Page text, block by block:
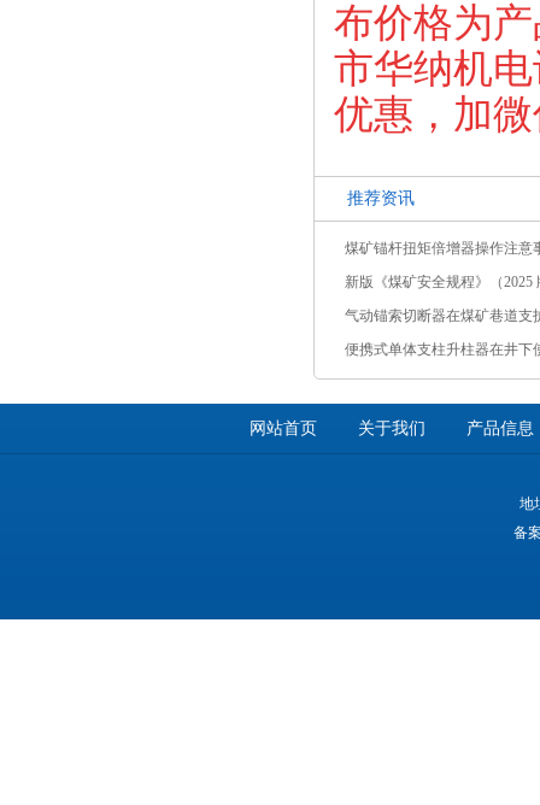
布价格为
市华纳机
优惠，加
推荐资讯
煤矿锚杆扭矩倍增器操作注意
新版《煤矿安全规程》（2025
气动锚索切断器在煤矿巷道支
便携式单体支柱升柱器在井下
网站首页 关于我们 产品信息
地
备